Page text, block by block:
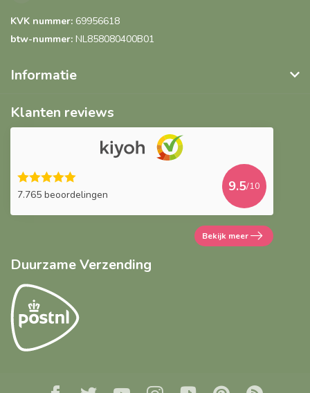
KVK nummer: 69956618
btw-nummer: NL858080400B01
Informatie
Klanten reviews
7.765 beoordelingen
9.5/10
Bekijk meer
Duurzame Verzending